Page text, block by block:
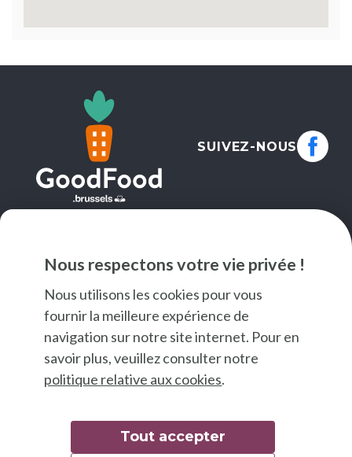
Nous respectons votre vie privée !
Nous utilisons les cookies pour vous
fournir la meilleure expérience de
navigation sur notre site internet. Pour en
savoir plus, veuillez consulter notre
politique relative aux cookies.
Tout accepter
SUIVEZ-NOUS